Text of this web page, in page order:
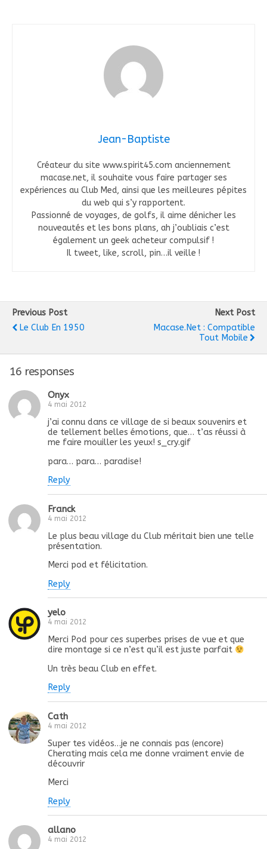
Jean-Baptiste
Créateur du site www.spirit45.com anciennement
macase.net, il souhaite vous faire partager ses
expériences au Club Med, ainsi que les meilleures pépites
du web qui s’y rapportent.
Passionné de voyages, de golfs, il aime dénicher les
nouveautés et les bons plans, ah j’oubliais c’est
également un geek acheteur compulsif !
Il tweet, like, scroll, pin…il veille !
Previous Post
Le Club En 1950
Next Post
Macase.net : Compatible
Tout Mobile
16 responses
Onyx
4 mai 2012
j’ai connu dans ce village de si beaux souvenirs et
de tellement belles émotions, que… t’as réussi à
me faire mouiller les yeux! s_cry.gif
para… para… paradise!
Reply
Franck
4 mai 2012
Le plus beau village du Club méritait bien une telle
présentation.
Merci pod et félicitation.
Reply
yelo
4 mai 2012
Merci Pod pour ces superbes prises de vue et que
dire montage si ce n’est qu’il est juste parfait
Un très beau Club en effet.
Reply
Cath
4 mai 2012
Super tes vidéos…je ne connais pas (encore)
Cherating mais cela me donne vraiment envie de
découvrir
Merci
Reply
allano
4 mai 2012